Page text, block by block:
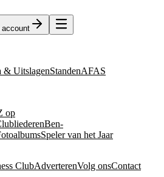
account
& UitslagenStandenAFAS
op
Ben-
Speler van het Jaar
ClubAdverterenVolg onsContact